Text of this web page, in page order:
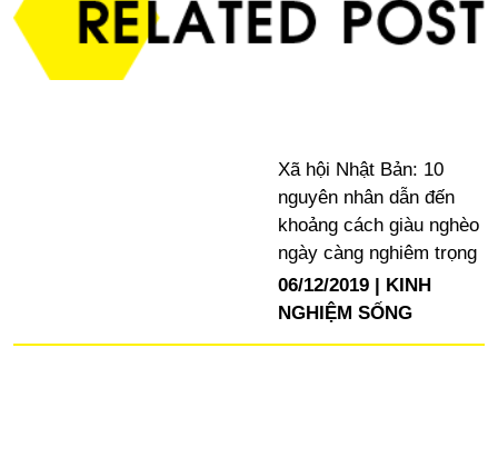
Xã hội Nhật Bản: 10
nguyên nhân dẫn đến
khoảng cách giàu nghèo
ngày càng nghiêm trọng
06/12/2019
KINH
NGHIỆM SỐNG